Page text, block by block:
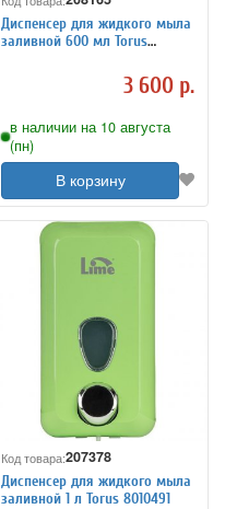
Диспенсер для жидкого мыла
заливной 600 мл Torus
3 600 р.
в наличии на 10 августа
(пн)
В корзину
Код товара:207378
Диспенсер для жидкого мыла
заливной 1 л Torus 8010491